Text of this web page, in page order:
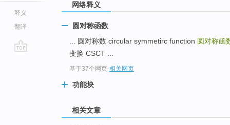
释义
翻译
网络释义
圆对称函数
... 圆对称数 circular symmetirc function 圆对称函
变换 CSCT ...
基于37个网页-相关网页
功能块
相关文章